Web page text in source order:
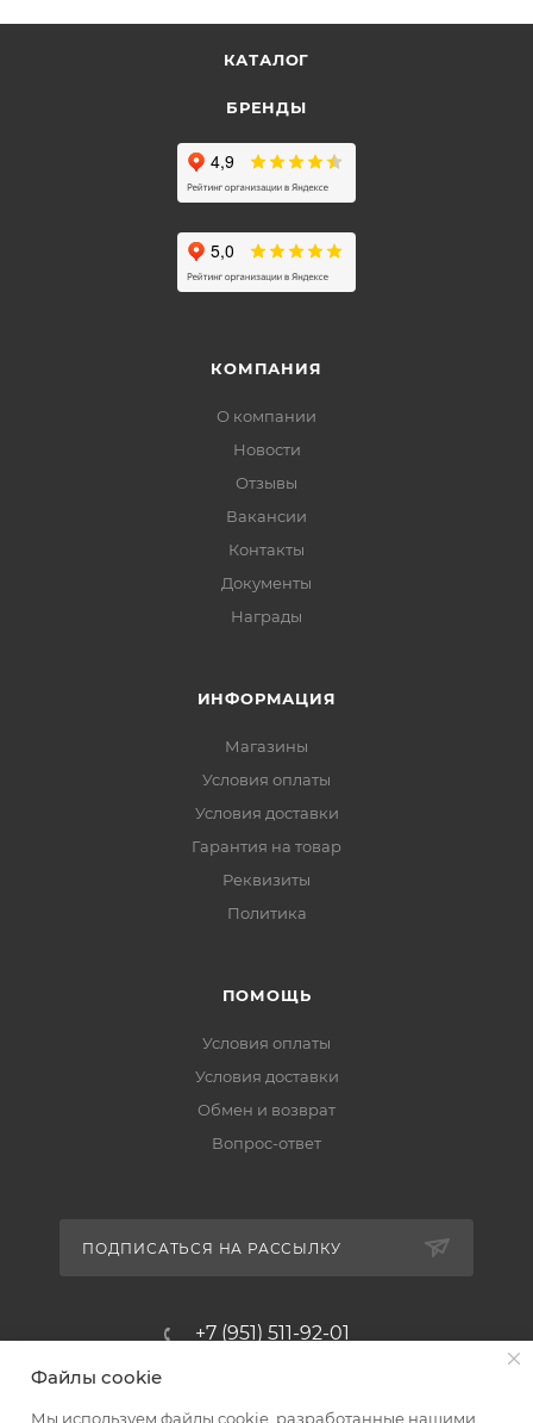
КАТАЛОГ
БРЕНДЫ
КОМПАНИЯ
О компании
Новости
Отзывы
Вакансии
Контакты
Документы
Награды
ИНФОРМАЦИЯ
Магазины
Условия оплаты
Условия доставки
Гарантия на товар
Реквизиты
Политика
ПОМОЩЬ
Условия оплаты
Условия доставки
Обмен и возврат
Вопрос-ответ
ПОДПИСАТЬСЯ НА РАССЫЛКУ
+7 (951) 511-92-01
Файлы cookie
Мы используем файлы cookie, разработанные нашими